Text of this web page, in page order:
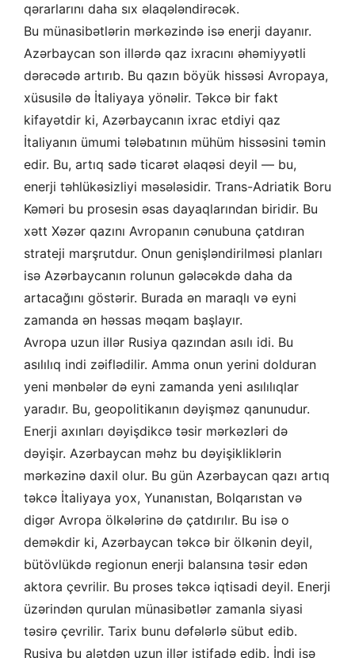
qərarlarını daha sıx əlaqələndirəcək.
Bu münasibətlərin mərkəzində isə enerji dayanır.
Azərbaycan son illərdə qaz ixracını əhəmiyyətli
dərəcədə artırıb. Bu qazın böyük hissəsi Avropaya,
xüsusilə də İtaliyaya yönəlir. Təkcə bir fakt
kifayətdir ki, Azərbaycanın ixrac etdiyi qaz
İtaliyanın ümumi tələbatının mühüm hissəsini təmin
edir. Bu, artıq sadə ticarət əlaqəsi deyil — bu,
enerji təhlükəsizliyi məsələsidir. Trans-Adriatik Boru
Kəməri bu prosesin əsas dayaqlarından biridir. Bu
xətt Xəzər qazını Avropanın cənubuna çatdıran
strateji marşrutdur. Onun genişləndirilməsi planları
isə Azərbaycanın rolunun gələcəkdə daha da
artacağını göstərir. Burada ən maraqlı və eyni
zamanda ən həssas məqam başlayır.
Avropa uzun illər Rusiya qazından asılı idi. Bu
asılılıq indi zəiflədilir. Amma onun yerini dolduran
yeni mənbələr də eyni zamanda yeni asılılıqlar
yaradır. Bu, geopolitikanın dəyişməz qanunudur.
Enerji axınları dəyişdikcə təsir mərkəzləri də
dəyişir. Azərbaycan məhz bu dəyişikliklərin
mərkəzinə daxil olur. Bu gün Azərbaycan qazı artıq
təkcə İtaliyaya yox, Yunanıstan, Bolqarıstan və
digər Avropa ölkələrinə də çatdırılır. Bu isə o
deməkdir ki, Azərbaycan təkcə bir ölkənin deyil,
bütövlükdə regionun enerji balansına təsir edən
aktora çevrilir. Bu proses təkcə iqtisadi deyil. Enerji
üzərindən qurulan münasibətlər zamanla siyasi
təsirə çevrilir. Tarix bunu dəfələrlə sübut edib.
Rusiya bu alətdən uzun illər istifadə edib. İndi isə